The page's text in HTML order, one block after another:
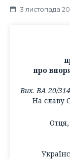
3 листопада
про
Вих. ВА 20/314
На славу